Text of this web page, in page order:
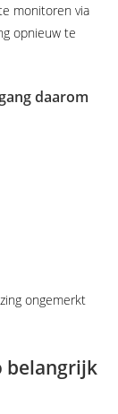
monitoren via
opnieuw te
daarom
ongemerkt
belangrijk